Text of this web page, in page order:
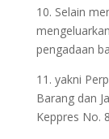
10. Selain
pengadaan
11. yakni
Barang dan
Keppres No.